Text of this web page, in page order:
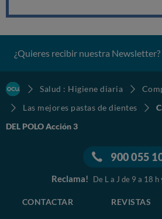
¿Quieres recibir nuestra Newsletter?
Salud : Higiene diaria
Las mejores pastas de dientes
DEL POLO Acción 3
900 055
Reclama! De L a J de 9 a 18
CONTACTAR REVISTAS